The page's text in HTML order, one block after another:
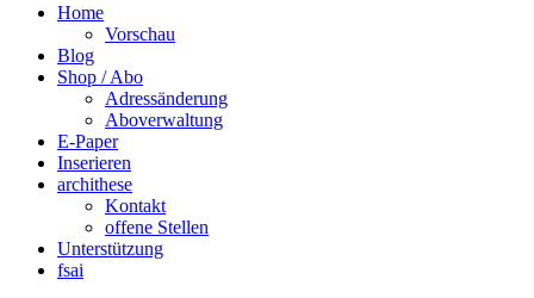
Home
Vorschau
Blog
Shop / Abo
Adressänderung
Aboverwaltung
E-Paper
Inserieren
archithese
Kontakt
offene Stellen
Unterstützung
fsai